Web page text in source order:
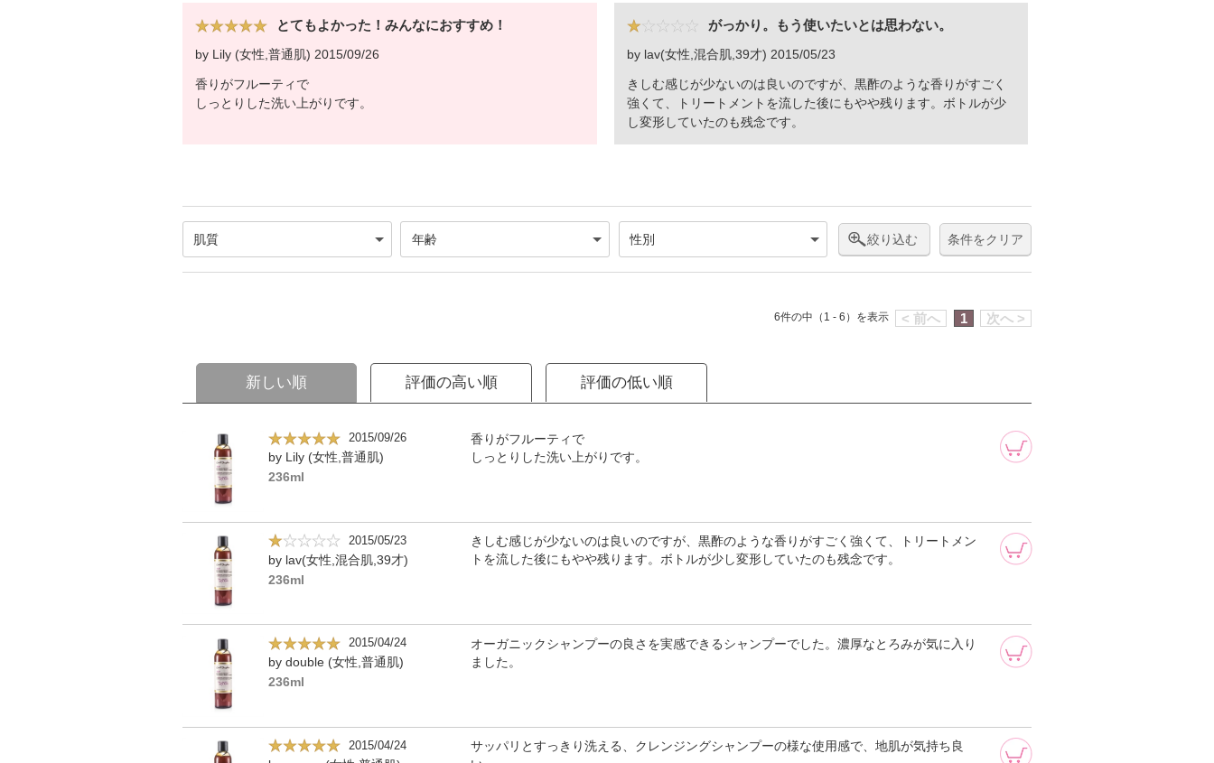
とてもよかった！みんなにおすすめ！
by Lily (女性,普通肌) 2015/09/26
香りがフルーティで
しっとりした洗い上がりです。
がっかり。もう使いたいとは思わない。
by lav(女性,混合肌,39才) 2015/05/23
きしむ感じが少ないのは良いのですが、黒酢のような香りがすごく
強くて、トリートメントを流した後にもやや残ります。ボトルが少
し変形していたのも残念です。
絞り込む 条件をクリア
< 前へ 1 次へ >
6件の中（1 - 6）を表示
新しい順 評価の高い順 評価の低い順
2015/09/26
by Lily (女性,普通肌)
236ml
香りがフルーティで
しっとりした洗い上がりです。
2015/05/23
by lav(女性,混合肌,39才)
236ml
きしむ感じが少ないのは良いのですが、黒酢のような香りがすごく強くて、トリートメン
トを流した後にもやや残ります。ボトルが少し変形していたのも残念です。
2015/04/24
by double (女性,普通肌)
236ml
オーガニックシャンプーの良さを実感できるシャンプーでした。濃厚なとろみが気に入り
ました。
2015/04/24
サッパリとすっきり洗える、クレンジングシャンプーの様な使用感で、地肌が気持ち良